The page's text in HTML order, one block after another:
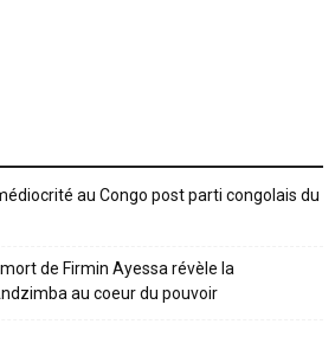
au Congo post parti congolais du
de Firmin Ayessa révèle la
au coeur du pouvoir